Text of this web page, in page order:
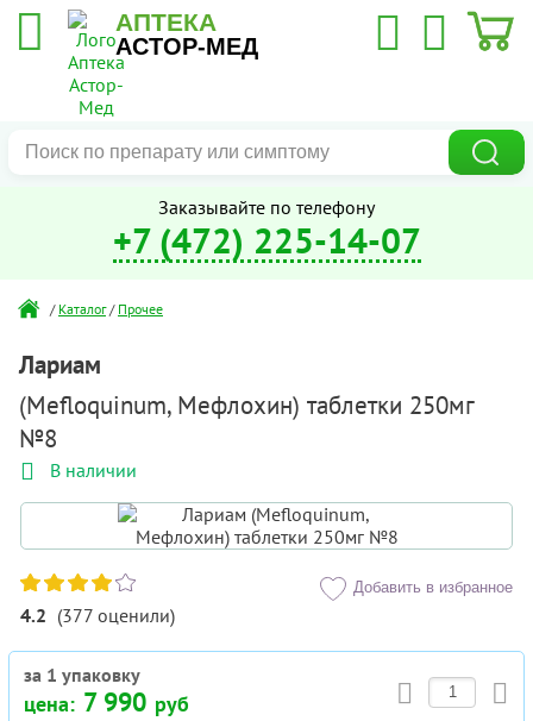
АПТЕКА
АСТОР-МЕД
Заказывайте по телефону
+7 (472) 225-14-07
/ Каталог / Прочее
Лариам
(Mefloquinum, Мефлохин) таблетки 250мг
№8
В наличии
4.2 (377 оценили)
Добавить в избранное
за 1 упаковку
цена: 7 990 руб